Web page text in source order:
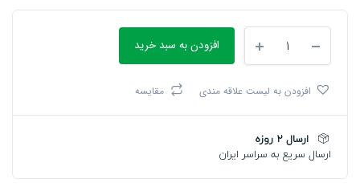
هایک
ویژن
8G
افزودن به سبد خرید
افزودن به لیست علاقه مندی مقایسه
ارسال 2 روزه
ارسال سریع به سراسر ایران